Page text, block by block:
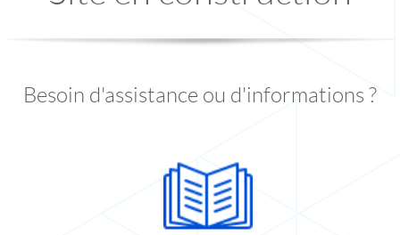
Besoin d'assistance ou d'informations ?